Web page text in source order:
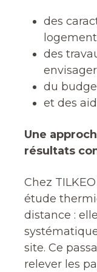
des
des
du
et des
Une
résultats
Chez
étude
distance :
site. Ce
relever les